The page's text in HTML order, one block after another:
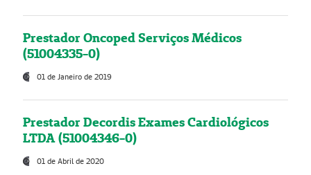
Prestador Oncoped Serviços Médicos
(51004335-0)
01 de Janeiro de 2019
Prestador Decordis Exames Cardiológicos
LTDA (51004346-0)
01 de Abril de 2020